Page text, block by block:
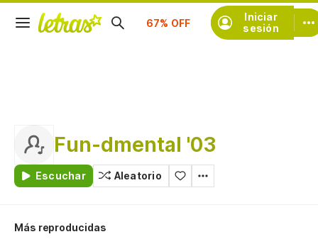
Iniciar
sesión
Suscríbete
Fun-dmental '03
Escuchar Aleatorio
Más reproducidas